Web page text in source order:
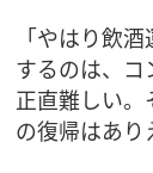
「やはり飲
するのは、コ
正直難しい
の復帰はあり